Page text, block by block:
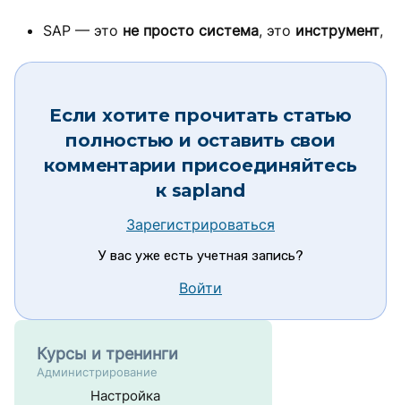
SAP — это не просто система, это инструмент,
Если хотите прочитать статью
полностью и оставить свои
комментарии присоединяйтесь
к sapland
Зарегистрироваться
У вас уже есть учетная запись?
Войти
Курсы и тренинги
Администрирование
Настройка